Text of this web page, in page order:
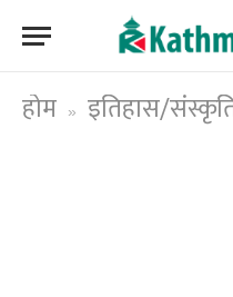
होम » इतिहास/